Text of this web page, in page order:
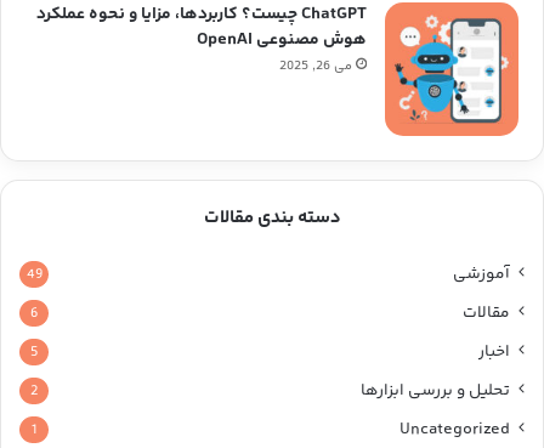
ChatGPT چیست؟ کاربردها، مزایا و نحوه عملکرد
هوش مصنوعی OpenAI
می 26, 2025
دسته بندی مقالات
آموزشی 49
مقالات 6
اخبار 5
تحلیل و بررسی ابزارها 2
Uncategorized
1